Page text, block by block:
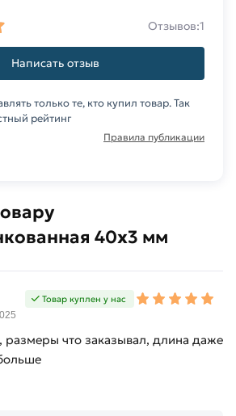
40х3 мм
Товар куплен у нас
размеры что заказывал, длина даже
Отзывов:1
Написать отзыв
только те, кто купил товар. Так
рейтинг
Правила публикации